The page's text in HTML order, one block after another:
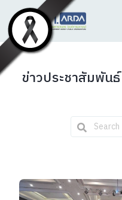
ข่าวประชาสัมพันธ์